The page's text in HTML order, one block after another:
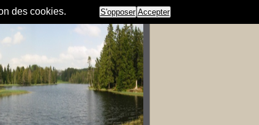
des cookies. S'opposer Accepter